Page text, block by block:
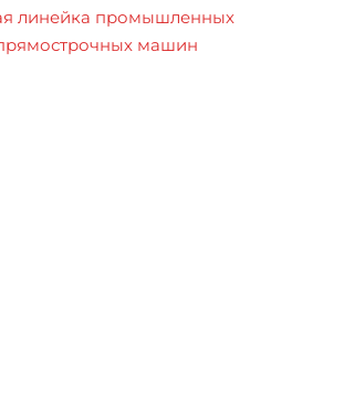
линейка промышленных
машин